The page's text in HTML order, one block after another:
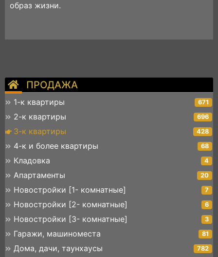
ПРОДАЖА
1-к квартиры 671
2-к квартиры 696
3-к квартиры 428
4-к и более квартиры 68
Кладовка 4
Апартаменты 20
Новостройки [1- комнатные] 7
Новостройки [2- комнатные] 6
Новостройки [3- комнатные] 3
Гаражи, машиноместа 81
Дома, дачи, таунхаусы 782
образ жизни.